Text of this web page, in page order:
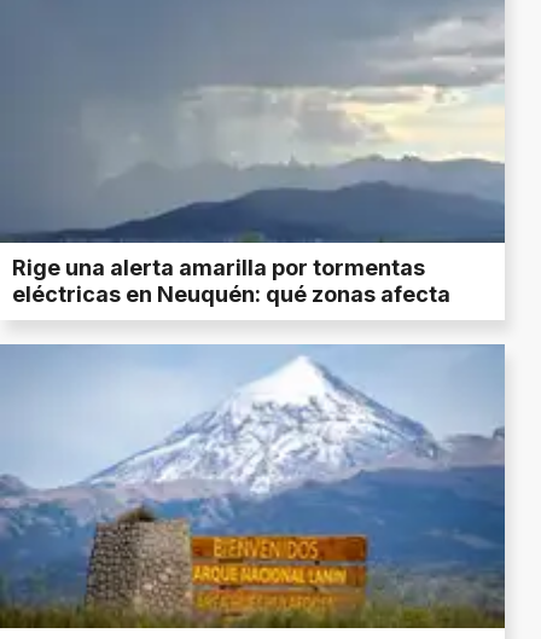
Rige una alerta amarilla por tormentas
eléctricas en Neuquén: qué zonas afecta